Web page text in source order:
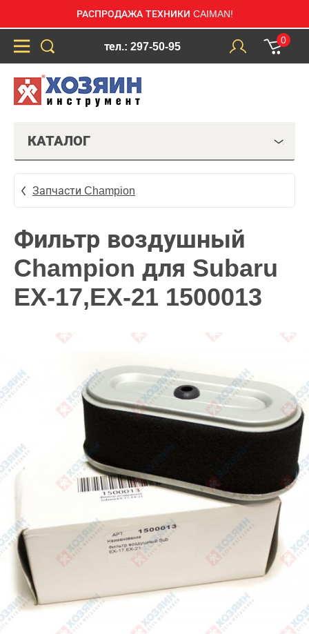
РАСПРОДАЖА ТЕХНИКИ CAIMAN!
тел.: 297-50-95
0
КАТАЛОГ
Запчасти Champion
Фильтр воздушный
Champion для Subaru
EX-17,EX-21 1500013